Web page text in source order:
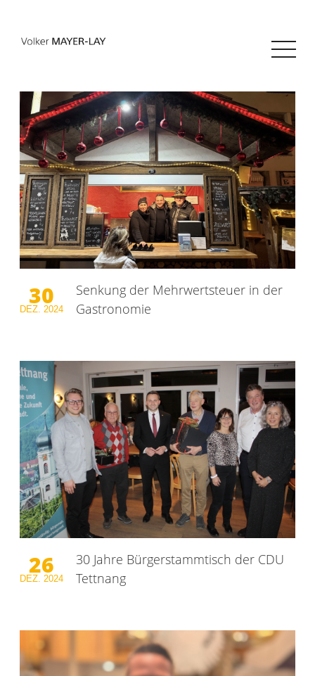
30
DEZ. 2024
Senkung der Mehrwertsteuer in der
Gastronomie
26
DEZ. 2024
30 Jahre Bürgerstammtisch der CDU
Tettnang